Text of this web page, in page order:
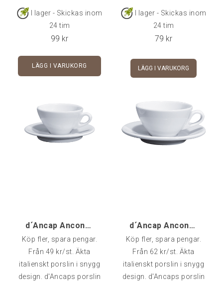
d'Ancaps porslin är av
väldigt hög kvalitet och
Rymmer 19 cl - Fat ingår i
priset.Går att köpa
I lager - Skickas inom
24 tim
99 kr
LÄGG I VARUKORG
cafémiljö.Rymmer 7 cl -
I lager - Skickas inom
24 tim
79 kr
LÄGG I VARUKORG
d´Ancap Ancona Espresso - 1 st
Köp fler, spara pengar.
Från 49 kr/st. Äkta
italienskt porslin i snygg
design. d'Ancaps porslin
d´Ancap Ancona Cappuccino - 1 st
Köp fler, spara pengar.
Från 62 kr/st. Äkta
italienskt porslin i snygg
design. d'Ancaps porslin